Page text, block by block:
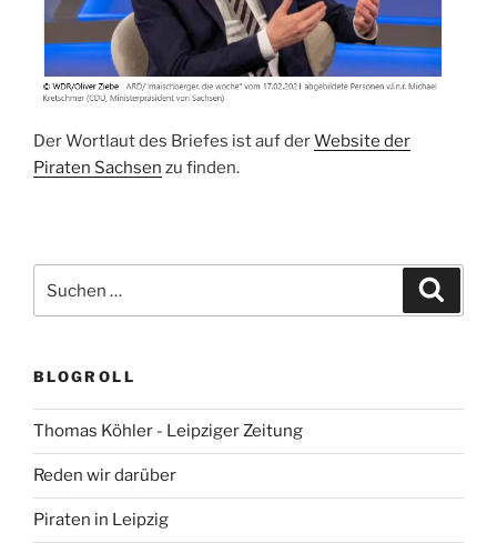
Der Wortlaut des Briefes ist auf derWebsite der
Piraten Sachsen zu finden.
nach:
BLOGROLL
Thomas Köhler - Leipziger Zeitung
Reden wir darüber
Piraten in Leipzig